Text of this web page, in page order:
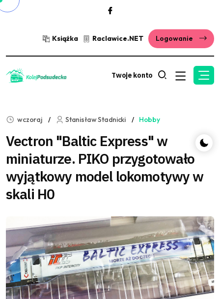
Książka Raclawice.NET Logowanie
Twoje konto
wczoraj Stanisław Stadnicki Hobby
Vectron "Baltic Express" w
miniaturze. PIKO przygotowało
wyjątkowy model lokomotywy w
skali H0